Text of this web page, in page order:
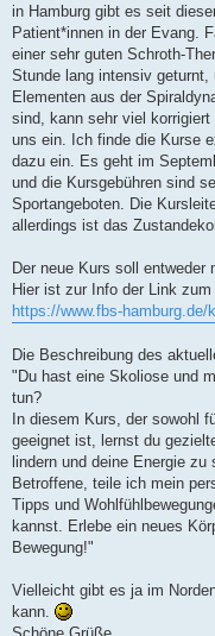
a
in Hamburg gibt es seit
Patient*innen in der Evang.
einer sehr guten Schroth-
Stunde lang intensiv geturnt,
Elementen aus der
sind, kann sehr viel
uns ein. Ich finde die Kurse
dazu ein. Es geht im
und die Kursgebühren sind
Sportangeboten. Die
allerdings ist das
Der neue Kurs soll
Hier ist zur Info der Link
https://www.fbs-
Die Beschreibung des
"Du hast eine Skoliose und
tun?
In diesem Kurs, der sowohl
geeignet ist, lernst du
lindern und deine Energie
Betroffene, teile ich mein
Tipps und
kannst. Erlebe ein neues
Bewegung!"
Vielleicht gibt es ja im
kann.